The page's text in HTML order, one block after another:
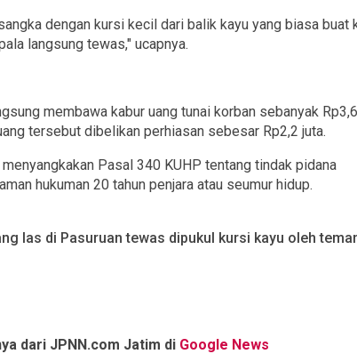
dengan kursi kecil dari balik kayu yang biasa buat
langsung tewas," ucapnya.
membawa kabur uang tunai korban sebanyak
tersebut dibelikan perhiasan sebesar Rp2,2 juta.
Pasal 340 KUHP tentang tindak pidana
hukuman 20 tahun penjara atau seumur hidup.
las di Pasuruan tewas dipukul kursi kayu oleh
dari JPNN.com Jatim di Google News